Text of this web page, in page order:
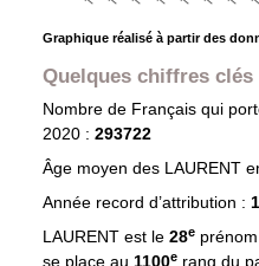
Graphique réalisé à partir des
Quelques chiffres clés
Nombre de Français qui
2020 : 293722
Âge moyen des LAURENT
Année record d’attribution :
LAURENT est le 28eprénom
se place au 1100e rang du